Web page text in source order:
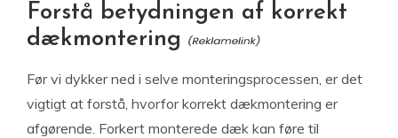
Forstå betydningen af korrekt
dækmontering
Før vi dykker ned i selve monteringsprocessen, er det
vigtigt at forstå, hvorfor korrekt dækmontering er
afgørende. Forkert monterede dæk kan føre til